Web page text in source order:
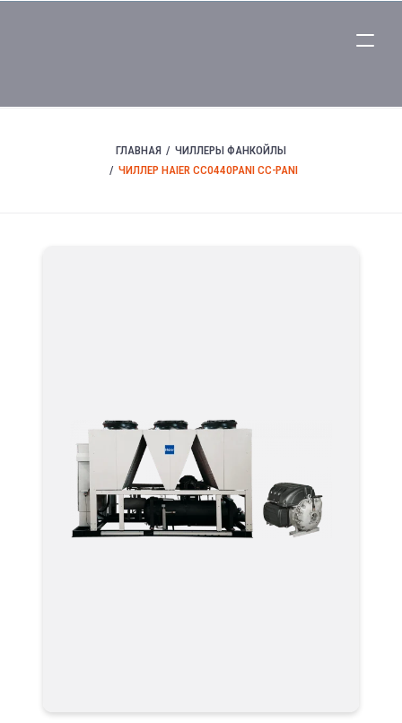
ГЛАВНАЯ
ЧИЛЛЕРЫ ФАНКОЙЛЫ
ЧИЛЛЕР HAIER CC0440PANI CC-PANI